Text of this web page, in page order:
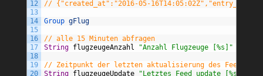
12
13
14
15
16
17
18
19
20
// {"created_at":"2016-05-
Group gFlug
// alle 15 Minuten abfragen
String flugzeugeAnzahl "Anzahl Flugzeuge [%s]"
// Zeitpunkt der letzten aktualisierung des Feeds
String flugzeugeUpdate "Letztes Feed update [%s]"